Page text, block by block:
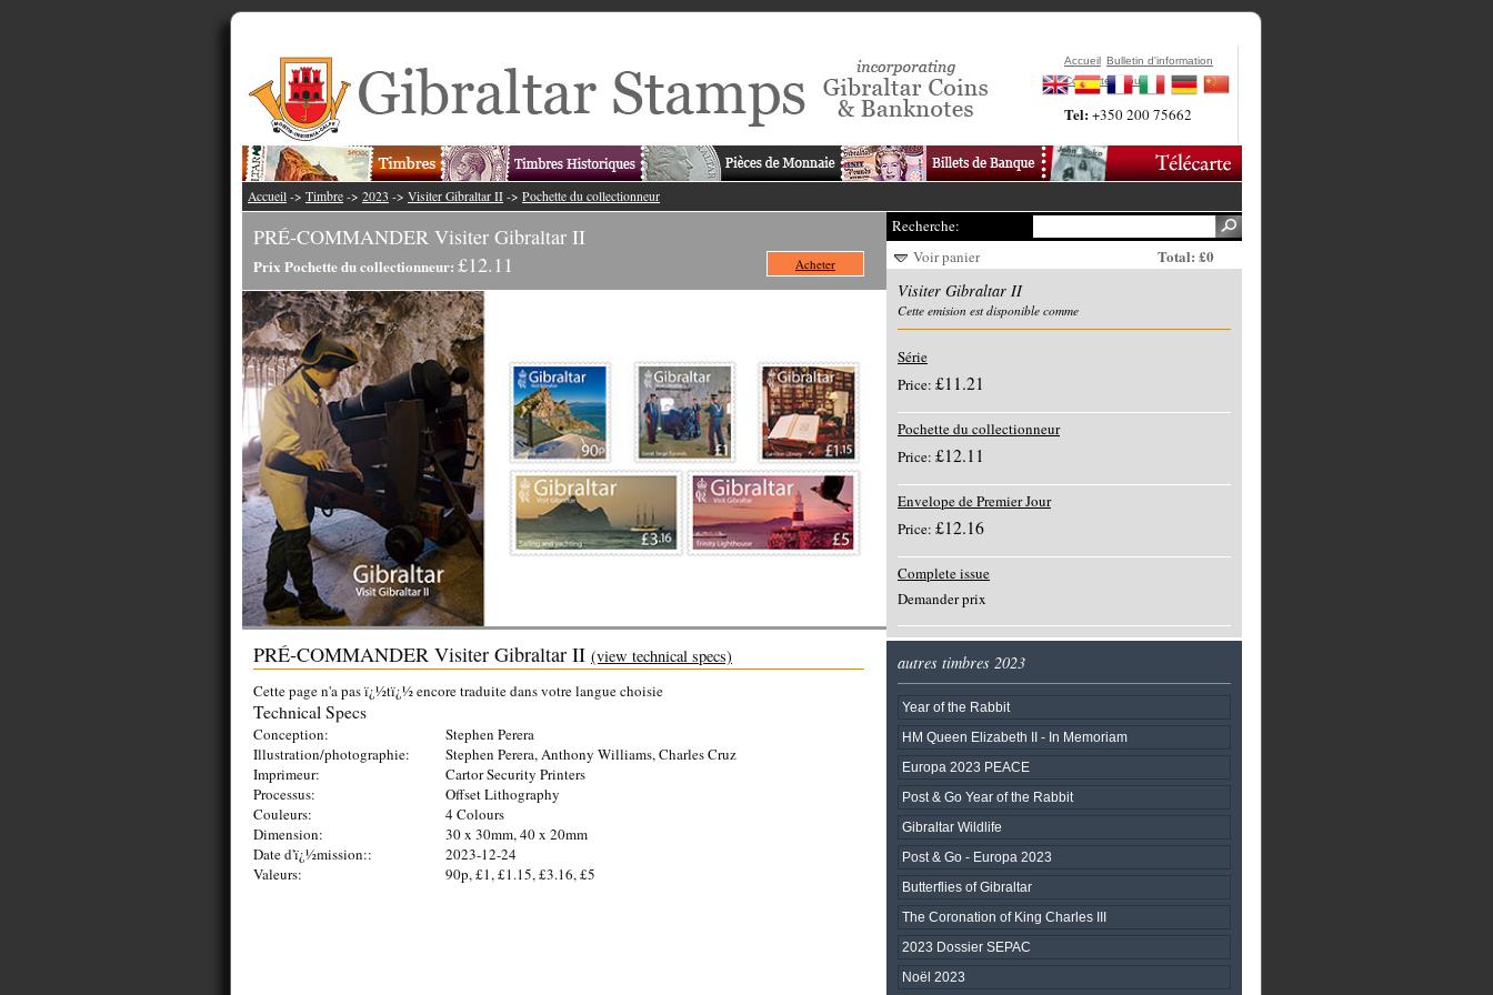
Accueil Bulletin d'information
Contactez-Nous
Tel:+350 200 75662
Accueil -> Timbre -> 2023 -> Visiter Gibraltar II -> Pochette du collectionneur
PRÉ-COMMANDER Visiter Gibraltar II
Prix Pochette du collectionneur: £12.11 Acheter
PRÉ-COMMANDER Visiter Gibraltar II (view technical specs)
Cette page n'a pas ï¿½tï¿½ encore traduite dans votre langue choisie
Technical Specs
Conception:
Stephen Perera
Illustration/photographie:
Stephen Perera, Anthony Williams, Charles Cruz
Imprimeur:
Cartor Security Printers
Processus:
Offset Lithography
Couleurs:
4 Colours
Dimension:
30 x 30mm, 40 x 20mm
Date d'ï¿½mission::
2023-12-24
Valeurs:
90p, £1, £1.15, £3.16, £5
Recherche:
Voir panier
Total: £0
Visiter Gibraltar II
Cette emision est disponible comme
Série
Price: £11.21
Pochette du collectionneur
Price: £12.11
Envelope de Premier Jour
Price: £12.16
Complete issue
Demander prix
autres timbres 2023
Year of the Rabbit
HM Queen Elizabeth II - In Memoriam
Europa 2023 PEACE
Post & Go Year of the Rabbit
Gibraltar Wildlife
Post & Go - Europa 2023
Butterflies of Gibraltar
The Coronation of King Charles III
2023 Dossier SEPAC
Noël 2023